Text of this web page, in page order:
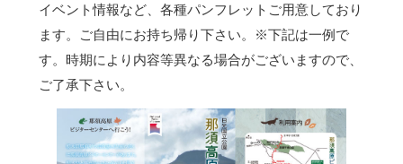
イベント情報など、各種パンフレットご用意しており
ます。ご自由にお持ち帰り下さい。
※下記は一例で
す。時期により内容等異なる場合がございますので、
ご了承下さい。